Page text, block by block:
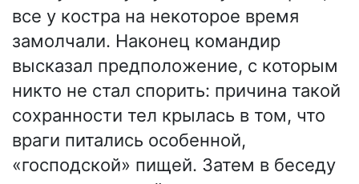
все у костра на некоторое время
замолчали. Наконец командир
высказал предположение, с которым
никто не стал спорить: причина такой
сохранности тел крылась в том, что
враги питались особенной,
«господской» пищей. Затем в беседу